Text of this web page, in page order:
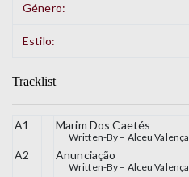
Género:
Estilo:
Tracklist
A1 Marim Dos Caetés
Written-By – Alceu Valença
A2 Anunciação
Written-By – Alceu Valença